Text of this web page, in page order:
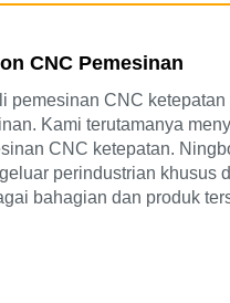
CNC Pemesinan
pemesinan CNC ketepatan
Kami terutamanya
CNC ketepatan.
perindustrian khusus
bahagian dan produk